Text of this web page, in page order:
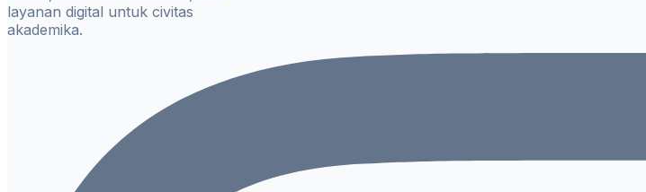
layanan digital untuk civitas
akademika.